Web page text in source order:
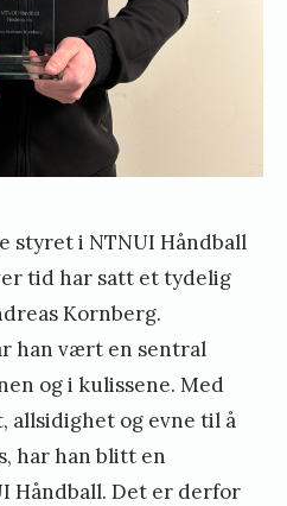
styret i NTNUI Håndball
tid har satt et tydelig
Kornberg.
han vært en sentral
og i kulissene. Med
allsidighet og evne til å
har han blitt en
Håndball. Det er derfor